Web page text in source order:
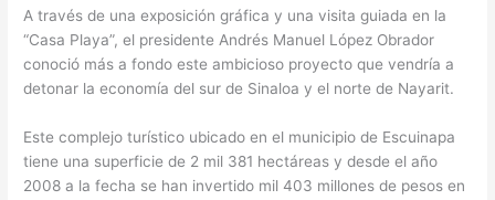
A través de una exposición gráfica y una visita guiada en la
“Casa Playa”, el presidente Andrés Manuel López Obrador
conoció más a fondo este ambicioso proyecto que vendría a
detonar la economía del sur de Sinaloa y el norte de Nayarit.
Este complejo turístico ubicado en el municipio de Escuinapa
tiene una superficie de 2 mil 381 hectáreas y desde el año
2008 a la fecha se han invertido mil 403 millones de pesos en